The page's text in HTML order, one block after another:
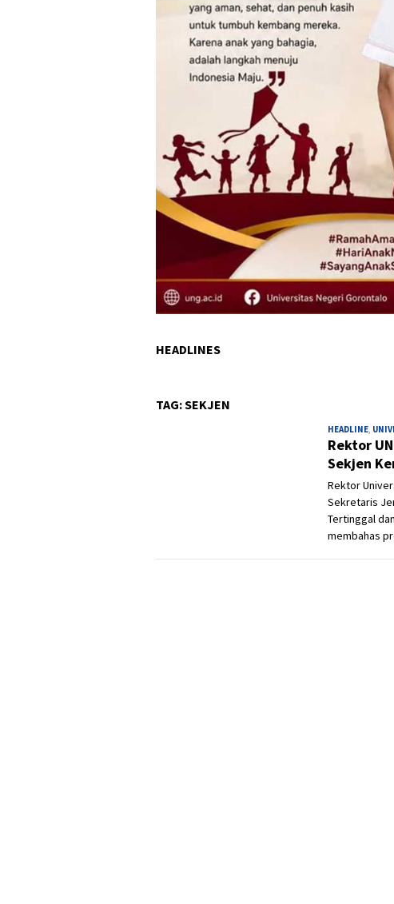
HEADLINES
TAG:SEKJEN
HEADLINE,
Rektor
Sekjen
Rektor
Sekretaris
Tertinggal
membahas